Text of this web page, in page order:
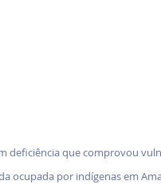
deficiência que comprovou
ocupada por indígenas em